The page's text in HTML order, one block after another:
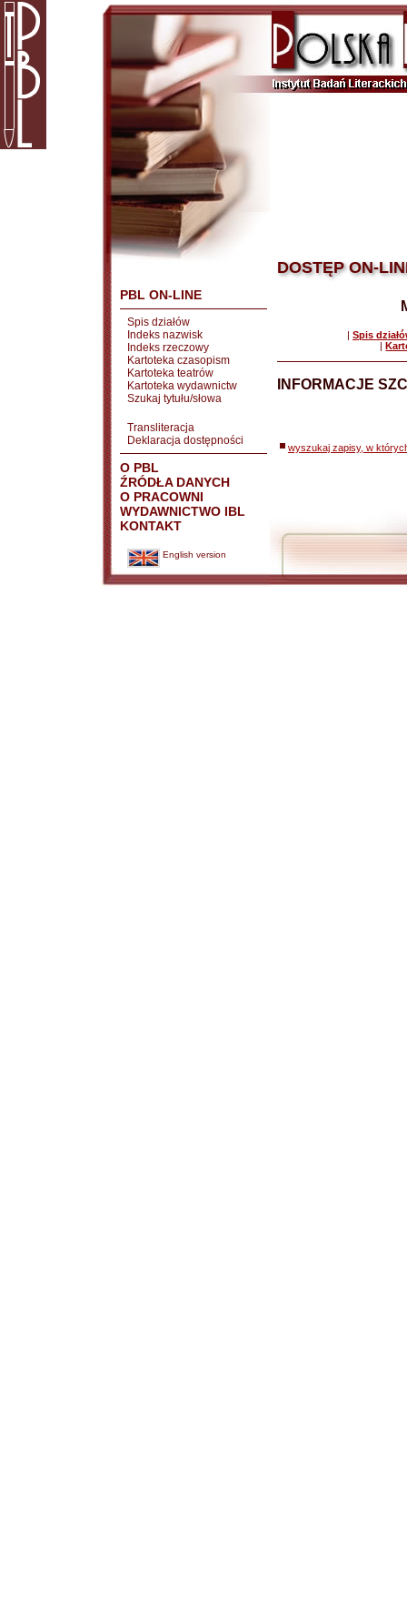
PBL ON-LINE
Spis działów
Indeks nazwisk
Indeks rzeczowy
Kartoteka czasopism
Kartoteka teatrów
Kartoteka wydawnictw
Szukaj tytułu/słowa
Transliteracja
Deklaracja dostępności
O PBL
ŹRÓDŁA DANYCH
O PRACOWNI
WYDAWNICTWO IBL
KONTAKT
English version
DOSTĘP ON-
| Spis
|
INFORMACJE
wyszukaj zapisy, w